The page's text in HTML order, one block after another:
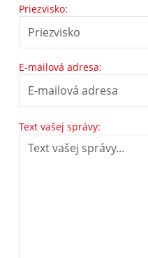
Priezvisko:
E-mailová adresa:
Text vašej správy: